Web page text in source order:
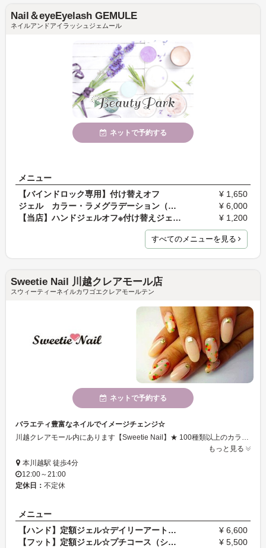
Nail＆eyeEyelash GEMULE
ネイルアンドアイラッシュジェムール
ネットで予約する
メニュー
【バインドロック専用】付け替えオフ
¥ 1,650
ジェル カラー・ラメグラデーション（アートなし1色…
¥ 6,000
【当店】ハンドジェルオフ※付け替えジェルメニューご…
¥ 1,200
すべてのメニューを見る
Sweetie Nail 川越クレアモール店
スウィーティーネイルカワゴエクレアモールテン
ネットで予約する
バラエティ豊富なネイルでイメージチェンジ☆
もっと見る
本川越駅 徒歩4分
12:00～21:00
定休日： 不定休
メニュー
【ハンド】定額ジェル☆デイリーアートコース（トレン…
¥ 6,600
【フット】定額ジェル☆プチコース（シンプルデザイン…
¥ 5,500